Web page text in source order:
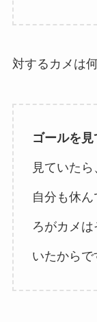
対するカメは
ゴールを見
見ていた
自分も休
ろがカメ
いたからで